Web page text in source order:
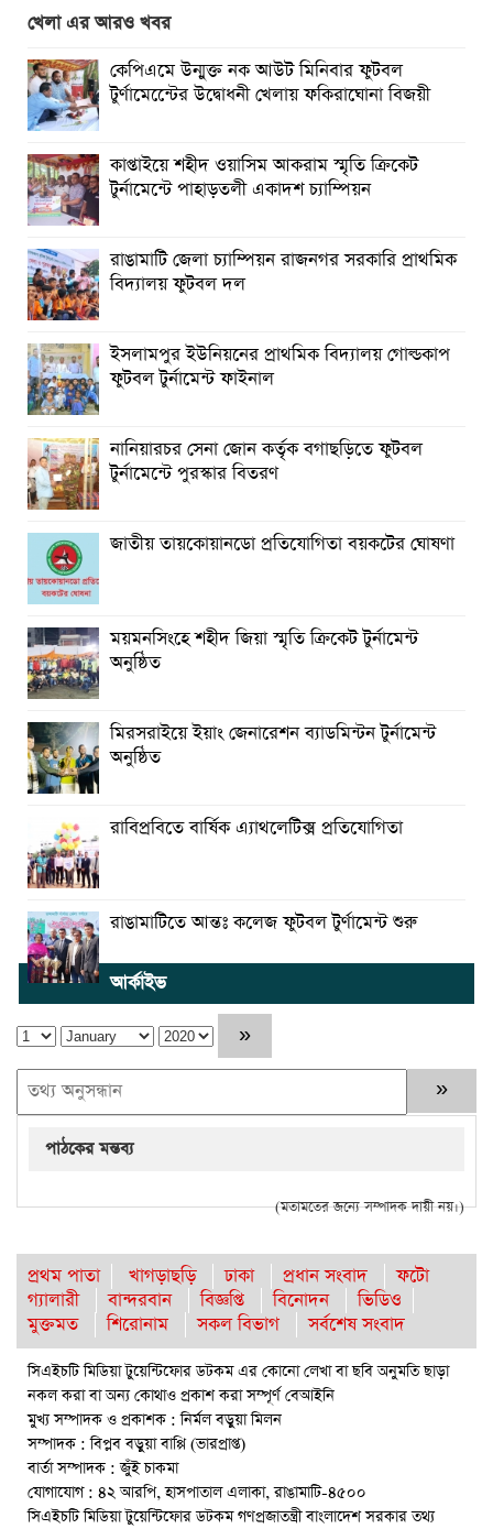
প্রত্যেক অপরাধীর বিচার এ দেশেই হবে, সে যত শক্তিশালীই হোক
না কেন”-চট্টগ্রামে জুলাই গণঅভ্যুত্থান দিবসে ব্যারিস্টার মীর হেলাল
গণঅভ্যুত্থানের অর্জন আজ রাজনৈতিক মাফিয়া ও দুর্বৃত্তায়নের
খপ্পরে : আবু হাসান টিপু
রাঙামাটিতে “ফিরে দেখা রক্তঝরা জুলাই-আগস্ট প্রত্যাশা আর প্রাপ্তি
শীর্ষক “কথকতা” অনুষ্ঠান অনুষ্ঠিত
ছুটির রাতে খোলা ভূমি অফিস, ভেতরে তহশিলদার
খেলা এর আরও খবর
কেপিএমে উন্মুক্ত নক আউট মিনিবার ফুটবল
টুর্ণামেন্টেের উদ্বোধনী খেলায় ফকিরাঘোনা বিজয়ী
কাপ্তাইয়ে শহীদ ওয়াসিম আকরাম স্মৃতি ক্রিকেট
টুর্নামেন্টে পাহাড়তলী একাদশ চ্যাম্পিয়ন
রাঙামাটি জেলা চ্যাম্পিয়ন রাজনগর সরকারি প্রাথমিক
বিদ্যালয় ফুটবল দল
ইসলামপুর ইউনিয়নের প্রাথমিক বিদ্যালয় গোল্ডকাপ
ফুটবল টুর্নামেন্ট ফাইনাল
নানিয়ারচর সেনা জোন কর্তৃক বগাছড়িতে ফুটবল
টুর্নামেন্টে পুরস্কার বিতরণ
জাতীয় তায়কোয়ানডো প্রতিযোগিতা বয়কটের ঘোষণা
ময়মনসিংহে শহীদ জিয়া স্মৃতি ক্রিকেট টুর্নামেন্ট
অনুষ্ঠিত
মিরসরাইয়ে ইয়াং জেনারেশন ব্যাডমিন্টন টুর্নামেন্ট
অনুষ্ঠিত
রাবিপ্রবিতে বার্ষিক এ্যাথলেটিক্স প্রতিযোগিতা
রাঙামাটিতে আন্তঃ কলেজ ফুটবল টুর্ণামেন্ট শুরু
আর্কাইভ
পাঠকের মন্তব্য
(মতামতের জন্যে সম্পাদক দায়ী নয়।)
প্রথম পাতা খাগড়াছড়ি ঢাকা প্রধান সংবাদ
ফটো
গ্যালারী
বান্দরবান বিজ্ঞপ্তি বিনোদন
ভিডিও
মুক্তমত
শিরোনাম সকল বিভাগ সর্বশেষ সংবাদ
সিএইচটি মিডিয়া টুয়েন্টিফোর ডটকম এর কোনো লেখা বা ছবি অনুমতি ছাড়া
নকল করা বা অন্য কোথাও প্রকাশ করা সম্পূর্ণ বেআইনি
মুখ্য সম্পাদক ও প্রকাশক : নির্মল বড়ুয়া মিলন
সম্পাদক : বিপ্লব বড়ুয়া বাপ্পি (ভারপ্রাপ্ত)
বার্তা সম্পাদক : জুঁই চাকমা
যোগাযোগ : ৪২ আরপি, হাসপাতাল এলাকা, রাঙামাটি-৪৫০০
সিএইচটি মিডিয়া টুয়েন্টিফোর ডটকম গণপ্রজাতন্ত্রী বাংলাদেশ সরকার তথ্য